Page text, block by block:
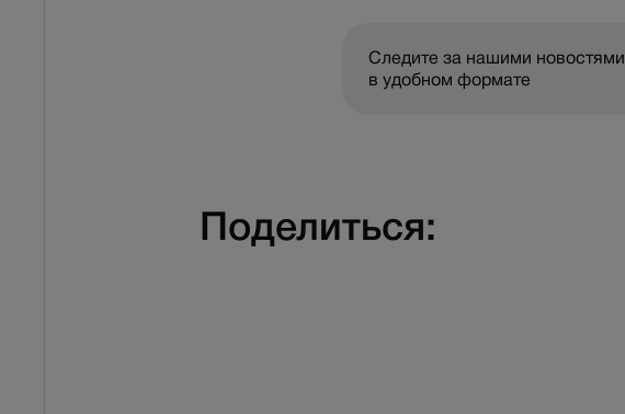
Следите за нашими новостями
в удобном формате
Поделиться: